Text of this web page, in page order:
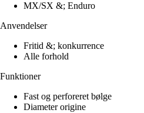
MX/SX &; Enduro
Anvendelser
Fritid &; konkurrence
Alle forhold
Funktioner
Fast og perforeret bølge
Diameter origine